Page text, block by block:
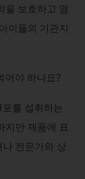
을 보호하고 염
이들의 기관지
어야 하나요?
를 섭취하는
지만 제품에 표
전문가와 상